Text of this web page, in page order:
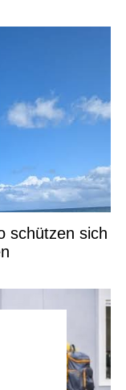
schützen sich